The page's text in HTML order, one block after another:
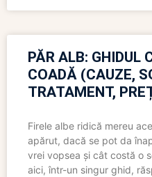
PĂR ALB: GHIDUL
COADĂ (CAUZE,
TRATAMENT,
Firele albe ridică mereu
apărut, dacă se pot da
vrei vopsea și cât costă o
aici, într-un singur ghid,